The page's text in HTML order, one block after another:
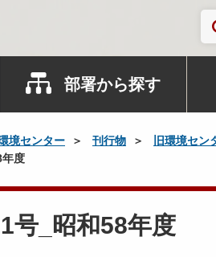
部署から探す
境センター 刊行物
旧環境セ
度
号_昭和58年度